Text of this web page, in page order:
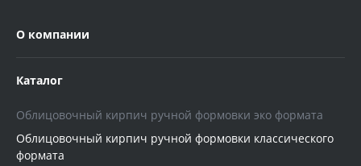
О компании
Каталог
Облицовочный кирпич ручной формовки эко формата
Облицовочный кирпич ручной формовки классического
формата